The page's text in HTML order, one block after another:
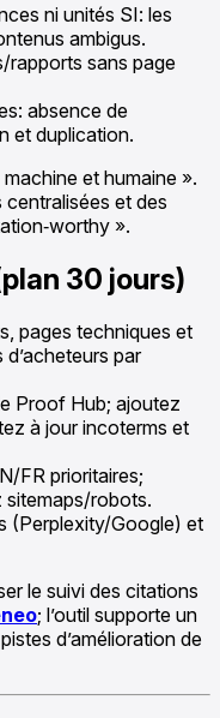
ni unités SI: les
ambigus.
rapports sans page
absence de
et duplication.
et humaine ».
et des
».
30 jours)
pages techniques et
par
Proof Hub; ajoutez
à jour incoterms et
FR prioritaires;
robots.
(Perplexity/Google) et
le suivi des citations
; l’outil supporte un
d’amélioration de